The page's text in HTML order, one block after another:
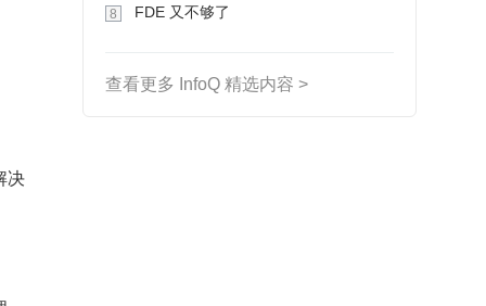
决
8 FDE 又不够了
查看更多 InfoQ 精选内容 >